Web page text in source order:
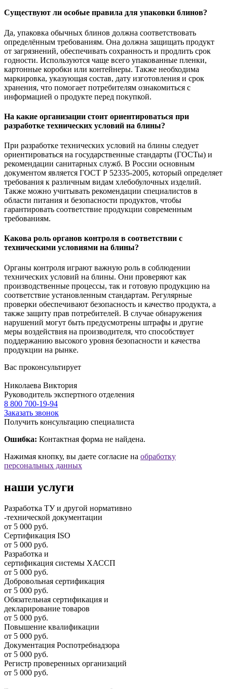
Существуют ли особые правила для упаковки блинов?
Да, упаковка обычных блинов должна соответствовать
определённым требованиям. Она должна защищать продукт
от загрязнений, обеспечивать сохранность и продлить срок
годности. Используются чаще всего упакованные пленки,
картонные коробки или контейнеры. Также необходима
маркировка, указующая состав, дату изготовления и срок
хранения, что помогает потребителям ознакомиться с
информацией о продукте перед покупкой.
На какие организации стоит ориентироваться при
разработке технических условий на блины?
При разработке технических условий на блины следует
ориентироваться на государственные стандарты (ГОСТы) и
рекомендации санитарных служб. В России основным
документом является ГОСТ Р 52335-2005, который определяет
требования к различным видам хлебобулочных изделий.
Также можно учитывать рекомендации специалистов в
области питания и безопасности продуктов, чтобы
гарантировать соответствие продукции современным
требованиям.
Какова роль органов контроля в соответствии с
техническими условиями на блины?
Органы контроля играют важную роль в соблюдении
технических условий на блины. Они проверяют как
производственные процессы, так и готовую продукцию на
соответствие установленным стандартам. Регулярные
проверки обеспечивают безопасность и качество продукта, а
также защиту прав потребителей. В случае обнаружения
нарушений могут быть предусмотрены штрафы и другие
меры воздействия на производителя, что способствует
поддержанию высокого уровня безопасности и качества
продукции на рынке.
Вас проконсультирует
Николаева Виктория
Руководитель экспертного отделения
8 800 700-19-94
Заказать звонок
Получить консультацию специалиста
Ошибка: Контактная форма не найдена.
Нажимая кнопку, вы даете согласие на обработку
персональных данных
наши услуги
Разработка ТУ и другой нормативно
-технической документации
от 5 000 руб.
Сертификация ISO
от 5 000 руб.
Разработка и
cертификация системы ХАССП
от 5 000 руб.
Добровольная сертификация
от 5 000 руб.
Обязательная сертификация и
декларирование товаров
от 5 000 руб.
Повышение квалификации
от 5 000 руб.
Документация Роспотребнадзора
от 5 000 руб.
Регистр проверенных организаций
от 5 000 руб.